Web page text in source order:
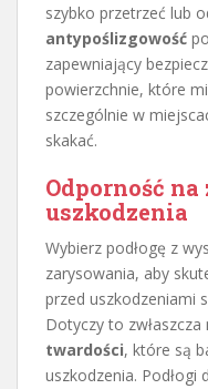
szybko przetrzeć lub
antypoślizgowość
zapewniający
powierzchnie, które
szczególnie w
skakać.
Odporność
uszkodzenia
Wybierz podłogę z
zarysowania, aby
przed uszkodzeniami
Dotyczy to
twardości, które są
uszkodzenia. Podłogi